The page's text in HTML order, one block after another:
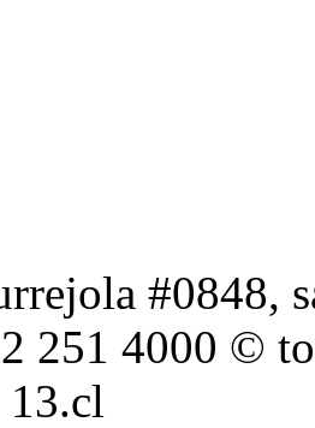
#0848,
251 4000 ©
13.cl